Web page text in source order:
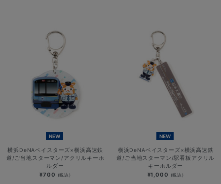
NEW
横浜DeNAベイスターズ×横浜高速鉄
道/ご当地スターマン/アクリルキーホ
ルダー
¥700 (税込)
NEW
横浜DeNAベイスターズ×横浜高速鉄
道/ご当地スターマン/駅看板アクリル
キーホルダー
¥1,000 (税込)